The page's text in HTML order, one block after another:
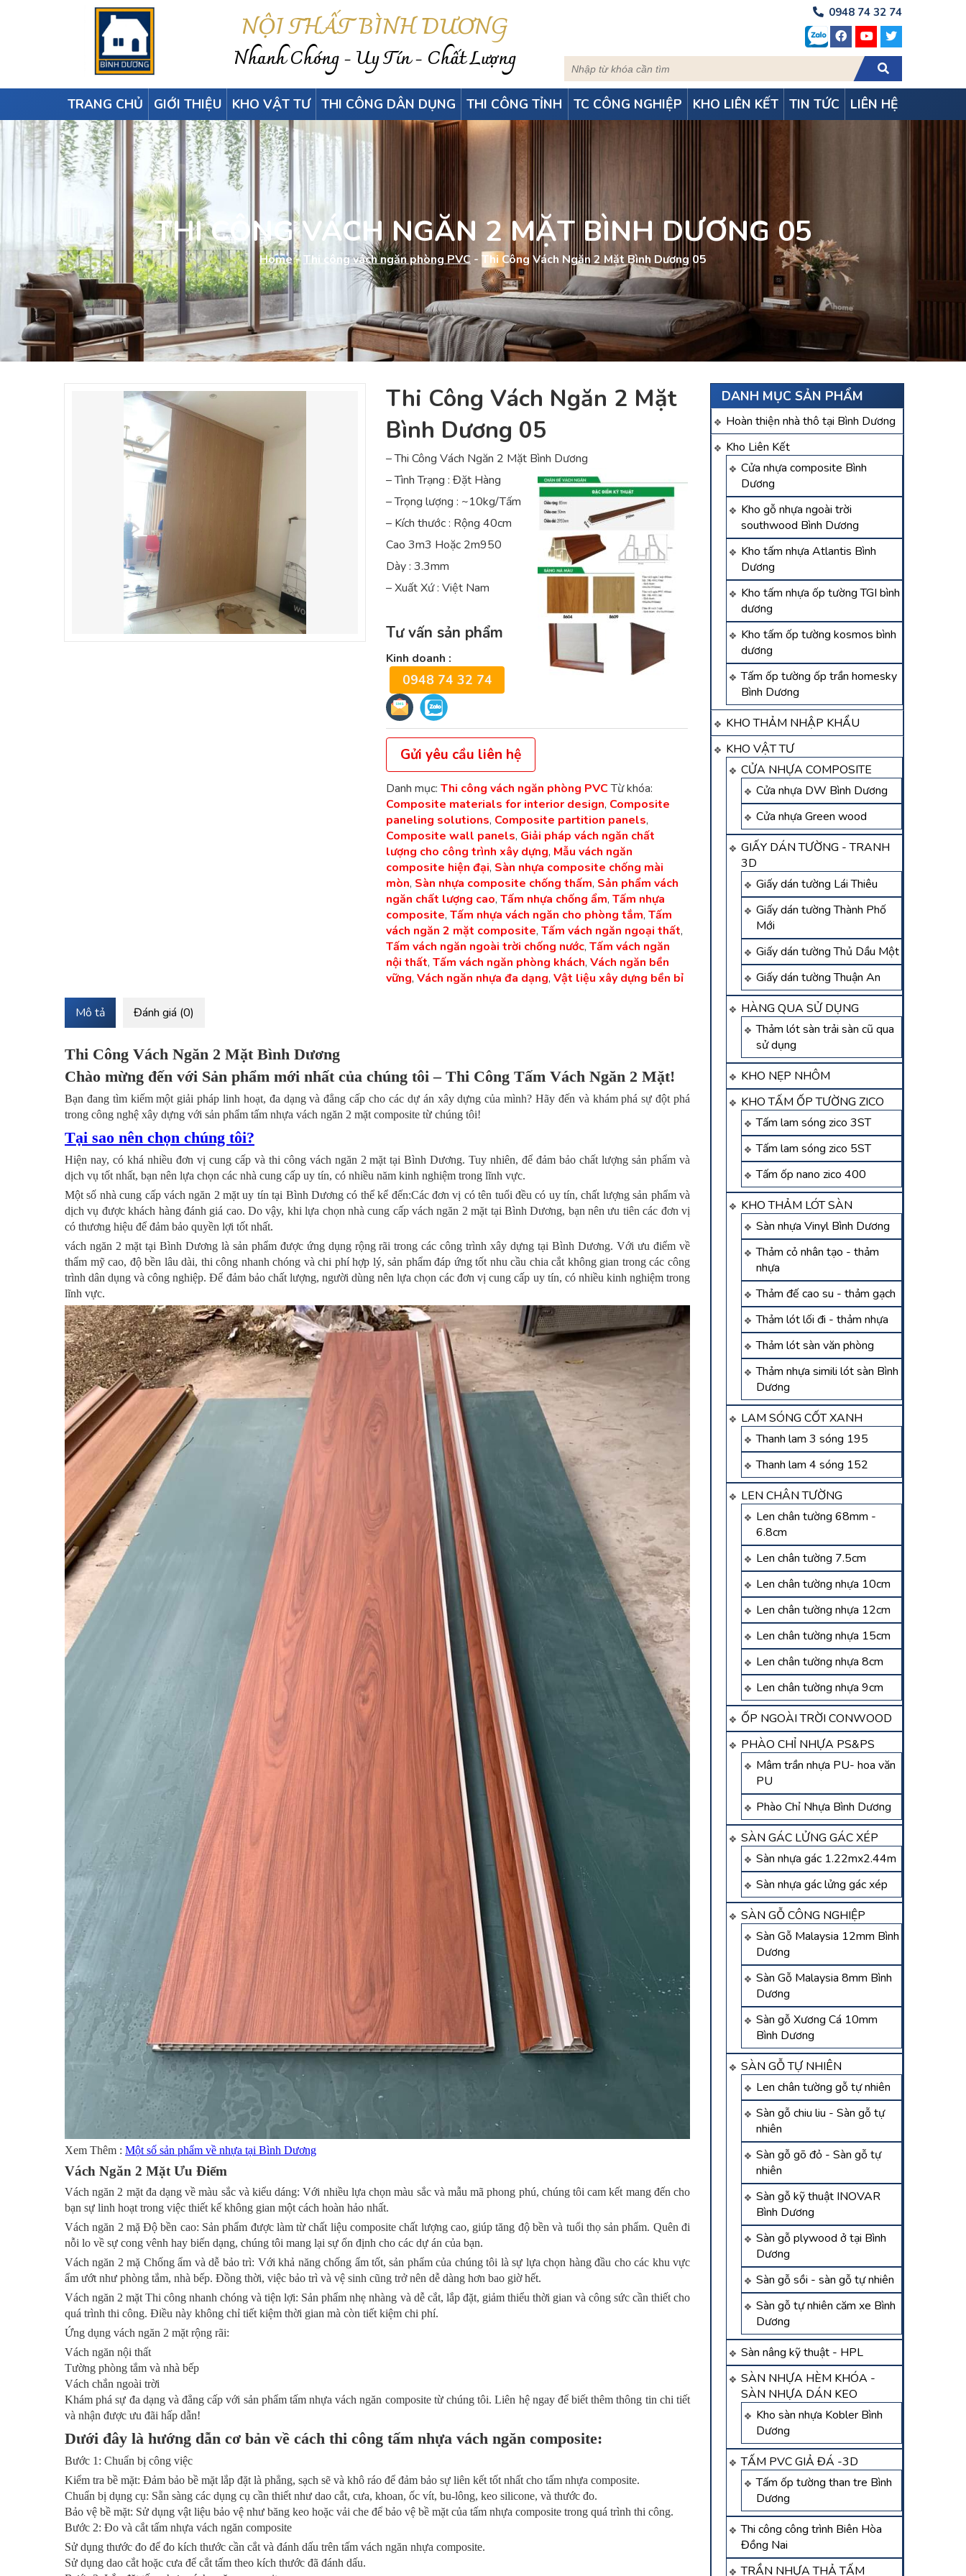
NỘI THẤT BÌNH DƯƠNG
Nhanh Chóng - Uy Tín - Chất Lượng
0948 74 32 74
TRANG CHỦ GIỚI THIỆU KHO VẬT TƯ THI CÔNG DÂN DỤNG THI CÔNG TỈNH TC CÔNG NGHIỆP KHO LIÊN KẾT TIN TỨC LIÊN HỆ
THI CÔNG VÁCH NGĂN 2 MẶT BÌNH DƯƠNG 05
Home-Thi công vách ngăn phòng PVC - Thi Công Vách Ngăn 2 Mặt Bình Dương 05
DANH MỤC SẢN PHẨM
Hoàn thiện nhà thô tại Bình Dương
Kho Liên Kết
Cửa nhựa composite Bình
Dương
Kho gỗ nhựa ngoài trời
southwood Bình Dương
Kho tấm nhựa Atlantis Bình
Dương
Kho tấm nhựa ốp tường TGI bình
dương
Kho tấm ốp tường kosmos bình
dương
Tấm ốp tường ốp trần homesky
Bình Dương
KHO THẢM NHẬP KHẨU
KHO VẬT TƯ
CỬA NHỰA COMPOSITE
Cửa nhựa DW Bình Dương
Cửa nhựa Green wood
GIẤY DÁN TƯỜNG - TRANH
3D
Giấy dán tường Lái Thiêu
Giấy dán tường Thành Phố
Mới
Giấy dán tường Thủ Dầu Một
Giấy dán tường Thuận An
HÀNG QUA SỬ DỤNG
Thảm lót sàn trải sàn cũ qua
sử dụng
KHO NẸP NHÔM
KHO TẤM ỐP TƯỜNG ZICO
Tấm lam sóng zico 3ST
Tấm lam sóng zico 5ST
Tấm ốp nano zico 400
KHO THẢM LÓT SÀN
Sàn nhựa Vinyl Bình Dương
Thảm cỏ nhân tạo - thảm
nhựa
Thảm đế cao su - thảm gạch
Thảm lót lối đi - thảm nhựa
Thảm lót sàn văn phòng
Thảm nhựa simili lót sàn Bình
Dương
LAM SÓNG CỐT XANH
Thanh lam 3 sóng 195
Thanh lam 4 sóng 152
LEN CHÂN TƯỜNG
Len chân tường 68mm -
6.8cm
Len chân tường 7.5cm
Len chân tường nhựa 10cm
Len chân tường nhựa 12cm
Len chân tường nhựa 15cm
Len chân tường nhựa 8cm
Len chân tường nhựa 9cm
ỐP NGOÀI TRỜI CONWOOD
PHÀO CHỈ NHỰA PS&PS
Mâm trần nhựa PU- hoa văn
PU
Phào Chỉ Nhựa Bình Dương
SÀN GÁC LỬNG GÁC XÉP
Sàn nhựa gác 1.22mx2.44m
Sàn nhựa gác lửng gác xép
SÀN GỖ CÔNG NGHIỆP
Sàn Gỗ Malaysia 12mm Bình
Dương
Sàn Gỗ Malaysia 8mm Bình
Dương
Sàn gỗ Xương Cá 10mm
Bình Dương
SÀN GỖ TỰ NHIÊN
Len chân tường gỗ tự nhiên
Sàn gỗ chiu liu - Sàn gỗ tự
nhiên
Sàn gỗ gõ đỏ - Sàn gỗ tự
nhiên
Sàn gỗ kỹ thuật INOVAR
Bình Dương
Sàn gỗ plywood ở tại Bình
Dương
Sàn gỗ sồi - sàn gỗ tự nhiên
Sàn gỗ tự nhiên căm xe Bình
Dương
Sàn nâng kỹ thuật - HPL
SÀN NHỰA HÈM KHÓA -
SÀN NHỰA DÁN KEO
Kho sàn nhựa Kobler Bình
Dương
TẤM PVC GIẢ ĐÁ -3D
Tấm ốp tường than tre Bình
Dương
Thi công công trình Biên Hòa
Đồng Nai
TRẦN NHỰA THẢ TẤM
Thi Công Vách Ngăn 2 Mặt
Bình Dương 05
– Thi Công Vách Ngăn 2 Mặt Bình Dương
– Tình Trạng : Đặt Hàng
– Trọng lượng : ~10kg/Tấm
– Kích thước : Rộng 40cm
Cao 3m3 Hoặc 2m950
Dày : 3.3mm
– Xuất Xứ : Việt Nam
Tư vấn sản phẩm
Kinh doanh :
0948 74 32 74
Gửi yêu cầu liên hệ
Danh mục: Thi công vách ngăn phòng PVCTừ khóa:
Composite materials for interior design, Composite
paneling solutions, Composite partition panels,
Composite wall panels, Giải pháp vách ngăn chất
lượng cho công trình xây dựng, Mẫu vách ngăn
composite hiện đại, Sàn nhựa composite chống mài
mòn, Sàn nhựa composite chống thấm, Sản phẩm vách
ngăn chất lượng cao, Tấm nhựa chống ẩm, Tấm nhựa
composite, Tấm nhựa vách ngăn cho phòng tắm, Tấm
vách ngăn 2 mặt composite, Tấm vách ngăn ngoại thất,
Tấm vách ngăn ngoài trời chống nước, Tấm vách ngăn
nội thất, Tấm vách ngăn phòng khách, Vách ngăn bền
vững, Vách ngăn nhựa đa dạng, Vật liệu xây dựng bền bỉ
Mô tả Đánh giá (0)
Thi Công Vách Ngăn 2 Mặt Bình Dương
Chào mừng đến với Sản phẩm mới nhất của chúng tôi – Thi Công Tấm Vách Ngăn 2 Mặt!
Bạn đang tìm kiếm một giải pháp linh hoạt, đa dạng và đẳng cấp cho các dự án xây dựng của mình? Hãy đến và khám phá sự đột phá
trong công nghệ xây dựng với sản phẩm tấm nhựa vách ngăn 2 mặt composite từ chúng tôi!
Tại sao nên chọn chúng tôi?
Hiện nay, có khá nhiều đơn vị cung cấp và thi công vách ngăn 2 mặt tại Bình Dương. Tuy nhiên, để đảm bảo chất lượng sản phẩm và
dịch vụ tốt nhất, bạn nên lựa chọn các nhà cung cấp uy tín, có nhiều năm kinh nghiệm trong lĩnh vực.
Một số nhà cung cấp vách ngăn 2 mặt uy tín tại Bình Dương có thể kể đến:Các đơn vị có tên tuổi đều có uy tín, chất lượng sản phẩm và
dịch vụ được khách hàng đánh giá cao. Do vậy, khi lựa chọn nhà cung cấp vách ngăn 2 mặt tại Bình Dương, bạn nên ưu tiên các đơn vị
có thương hiệu để đảm bảo quyền lợi tốt nhất.
vách ngăn 2 mặt tại Bình Dương là sản phẩm được ứng dụng rộng rãi trong các công trình xây dựng tại Bình Dương. Với ưu điểm về
thẩm mỹ cao, độ bền lâu dài, thi công nhanh chóng và chi phí hợp lý, sản phẩm đáp ứng tốt nhu cầu chia cắt không gian trong các công
trình dân dụng và công nghiệp. Để đảm bảo chất lượng, người dùng nên lựa chọn các đơn vị cung cấp uy tín, có nhiều kinh nghiệm trong
lĩnh vực.
Xem Thêm : Một số sản phẩm về nhựa tại Bình Dương
Vách Ngăn 2 Mặt Ưu Điểm
Vách ngăn 2 mặt đa dạng về màu sắc và kiểu dáng: Với nhiều lựa chọn màu sắc và mẫu mã phong phú, chúng tôi cam kết mang đến cho
bạn sự linh hoạt trong việc thiết kế không gian một cách hoàn hảo nhất.
Vách ngăn 2 mặ Độ bền cao: Sản phẩm được làm từ chất liệu composite chất lượng cao, giúp tăng độ bền và tuổi thọ sản phẩm. Quên đi
nỗi lo về sự cong vênh hay biến dạng, chúng tôi mang lại sự ổn định cho các dự án của bạn.
Vách ngăn 2 mặ Chống ẩm và dễ bảo trì: Với khả năng chống ẩm tốt, sản phẩm của chúng tôi là sự lựa chọn hàng đầu cho các khu vực
ẩm ướt như phòng tắm, nhà bếp. Đồng thời, việc bảo trì và vệ sinh cũng trở nên dễ dàng hơn bao giờ hết.
Vách ngăn 2 mặt Thi công nhanh chóng và tiện lợi: Sản phẩm nhẹ nhàng và dễ cắt, lắp đặt, giảm thiểu thời gian và công sức cần thiết cho
quá trình thi công. Điều này không chỉ tiết kiệm thời gian mà còn tiết kiệm chi phí.
Ứng dụng vách ngăn 2 mặt rộng rãi:
Vách ngăn nội thất
Tường phòng tắm và nhà bếp
Vách chắn ngoài trời
Khám phá sự đa dạng và đẳng cấp với sản phẩm tấm nhựa vách ngăn composite từ chúng tôi. Liên hệ ngay để biết thêm thông tin chi tiết
và nhận được ưu đãi hấp dẫn!
Dưới đây là hướng dẫn cơ bản về cách thi công tấm nhựa vách ngăn composite:
Bước 1: Chuẩn bị công việc
Kiểm tra bề mặt: Đảm bảo bề mặt lắp đặt là phẳng, sạch sẽ và khô ráo để đảm bảo sự liên kết tốt nhất cho tấm nhựa composite.
Chuẩn bị dụng cụ: Sẵn sàng các dụng cụ cần thiết như dao cắt, cưa, khoan, ốc vít, bu-lông, keo silicone, và thước đo.
Bảo vệ bề mặt: Sử dụng vật liệu bảo vệ như băng keo hoặc vải che để bảo vệ bề mặt của tấm nhựa composite trong quá trình thi công.
Bước 2: Đo và cắt tấm nhựa vách ngăn composite
Sử dụng thước đo để đo kích thước cần cắt và đánh dấu trên tấm vách ngăn nhựa composite.
Sử dụng dao cắt hoặc cưa để cắt tấm theo kích thước đã đánh dấu.